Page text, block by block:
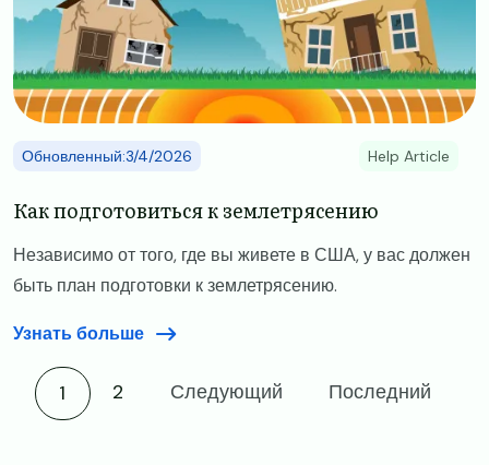
Обновленный:3/4/2026 Help Article
Как подготовиться к землетрясению
Независимо от того, где вы живете в США, у вас должен
быть план подготовки к землетрясению.
Узнать больше
Current page
1 2 Следующий Последний